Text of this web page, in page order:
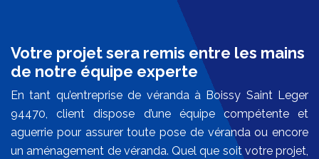
Votre projet sera remis entre les mains
de notre équipe experte
En tant qu’entreprise de véranda à Boissy Saint Leger
94470, client dispose d’une équipe compétente et
aguerrie pour assurer toute pose de véranda ou encore
un aménagement de véranda. Quel que soit votre projet,